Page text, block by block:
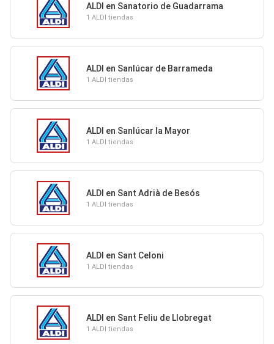
ALDI en Sanatorio de Guadarrama
1 ALDI tiendas
ALDI en Sanlúcar de Barrameda
1 ALDI tiendas
ALDI en Sanlúcar la Mayor
1 ALDI tiendas
ALDI en Sant Adrià de Besós
1 ALDI tiendas
ALDI en Sant Celoni
1 ALDI tiendas
ALDI en Sant Feliu de Llobregat
1 ALDI tiendas